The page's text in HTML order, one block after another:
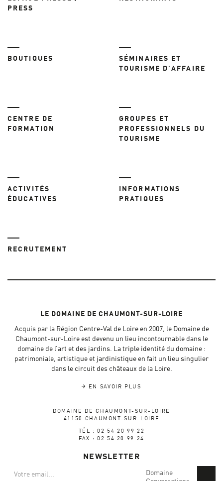
PRESS
BOUTIQUES
SÉMINAIRES ET
TOURISME D'AFFAIRE
CENTRE DE
FORMATION
GROUPES ET
PROFESSIONNELS DU
TOURISME
ACTIVITÉS
ÉDUCATIVES
INFORMATIONS
PRATIQUES
RECRUTEMENT
LE DOMAINE DE CHAUMONT-SUR-LOIRE
Acquis par la Région Centre-Val de Loire en 2007, le Domaine de
Chaumont-sur-Loire est devenu un lieu incontournable dans le
domaine de l’art et des jardins. La triple identité du domaine :
patrimoniale, artistique et jardinistique en fait un lieu singulier
dans le circuit des châteaux de la Loire.
EN SAVOIR PLUS
DOMAINE DE CHAUMONT-SUR-LOIRE
41150 CHAUMONT-SUR-LOIRE
TÉL : 02 54 20 99 22
FAX : 02 54 20 99 24
NEWSLETTER